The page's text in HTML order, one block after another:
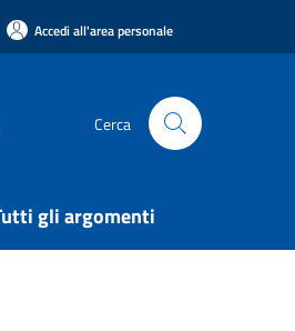
Accedi all'area personale
Cerca
gli argomenti